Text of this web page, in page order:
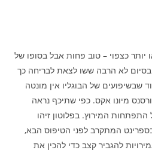
כצפוי – טוב פחות אבל בסופו של
בסיום לא הרבה ששו לצאת לבריחה כך
שבשיפועים של הבוגליו אין מונטה
מיונו אקס. כפי שתיכף נראה
המירוץ. בפלוטון זיהו
המתקרב לפני הטיפוס הבא,
להגביר קצב כדי להכין את